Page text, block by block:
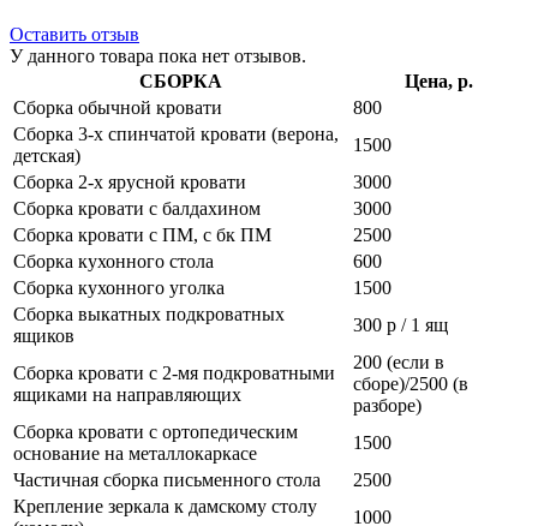
Оставить отзыв
У данного товара пока нет отзывов.
СБОРКА
Цена, р.
Сборка обычной кровати
800
Сборка 3-х спинчатой кровати (верона,
детская)
1500
Сборка 2-х ярусной кровати
3000
Сборка кровати с балдахином
3000
Сборка кровати с ПМ, с бк ПМ
2500
Сборка кухонного стола
600
Сборка кухонного уголка
1500
Сборка выкатных подкроватных
ящиков
300 р / 1 ящ
Сборка кровати с 2-мя подкроватными
ящиками на направляющих
200 (если в
сборе)/2500 (в
разборе)
Сборка кровати с ортопедическим
основание на металлокаркасе
1500
Частичная сборка письменного стола
2500
Крепление зеркала к дамскому столу
1000